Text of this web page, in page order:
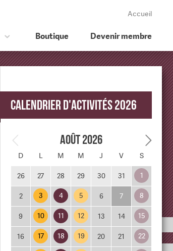
Accueil
Boutique Devenir membre
Calendrier d'activités 2026
Août 2026
D L M M J V S
26 27 28 29 30 31 1
2 3 4 5 6 7 8
9 10 11 12 13 14 15
16 17 18 19 20 21 22